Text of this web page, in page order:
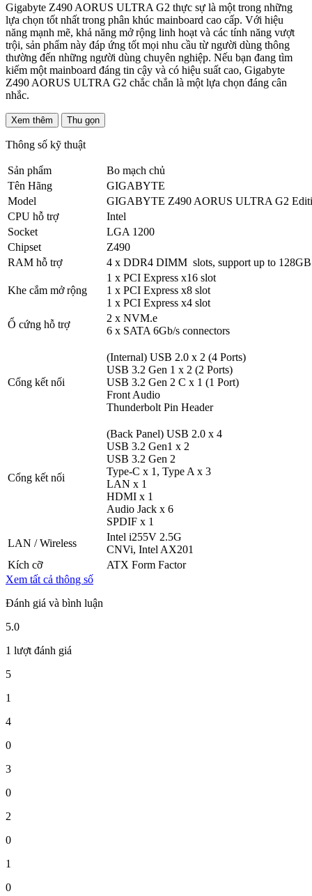
Gigabyte Z490 AORUS ULTRA G2 thực sự là một trong những
lựa chọn tốt nhất trong phân khúc mainboard cao cấp. Với hiệu
năng mạnh mẽ, khả năng mở rộng linh hoạt và các tính năng vượt
trội, sản phẩm này đáp ứng tốt mọi nhu cầu từ người dùng thông
thường đến những người dùng chuyên nghiệp. Nếu bạn đang tìm
kiếm một mainboard đáng tin cậy và có hiệu suất cao, Gigabyte
Z490 AORUS ULTRA G2 chắc chắn là một lựa chọn đáng cân
nhắc.
Xem thêm Thu gọn
Thông số kỹ thuật
Sản phẩm
Bo mạch chủ
Tên Hãng
GIGABYTE
Model
GIGABYTE Z490 AORUS ULTRA G2
CPU hỗ trợ
Intel
Socket
LGA 1200
Chipset
Z490
RAM hỗ trợ
4 x DDR4 DIMM slots, support up to
Khe cắm mở rộng
1 x PCI Express x16 slot
1 x PCI Express x8 slot
1 x PCI Express x4 slot
Ổ cứng hỗ trợ
2 x NVM.e
6 x SATA 6Gb/s connectors
Cổng kết nối
(Internal) USB 2.0 x 2 (4 Ports)
USB 3.2 Gen 1 x 2 (2 Ports)
USB 3.2 Gen 2 C x 1 (1 Port)
Front Audio
Thunderbolt Pin Header
Cổng kết nối
(Back Panel) USB 2.0 x 4
USB 3.2 Gen1 x 2
USB 3.2 Gen 2
Type-C x 1, Type A x 3
LAN x 1
HDMI x 1
Audio Jack x 6
SPDIF x 1
LAN / Wireless
Intel i255V 2.5G
CNVi, Intel AX201
Kích cỡ
ATX Form Factor
Xem tất cả thông số
Đánh giá và bình luận
5.0
1 lượt đánh giá
5
1
4
0
3
0
2
0
1
0